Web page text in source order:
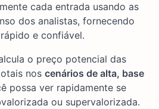
cada entrada usando as
dos analistas, fornecendo
e confiável.
o preço potencial das
nos cenários de alta, base
possa ver rapidamente se
ou supervalorizada.